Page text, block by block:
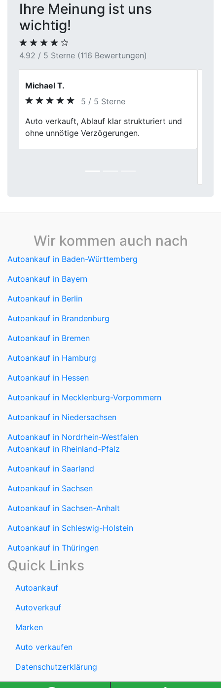
Ihre Meinung ist uns
wichtig!
4.92 / 5 Sterne (116 Bewertungen)
Markus B.
5 / 5 Sterne
First Car Center hat meinen
Gebrauchtwagen in Bergkamen zum
Previous
Wir kommen auch nach
Autoankauf in Baden-Württemberg
Autoankauf in Bayern
Autoankauf in Berlin
Autoankauf in Brandenburg
Autoankauf in Bremen
Autoankauf in Hamburg
Autoankauf in Hessen
Autoankauf in Mecklenburg-Vorpommern
Autoankauf in Niedersachsen
Autoankauf in Nordrhein-Westfalen
Autoankauf in Rheinland-Pfalz
Autoankauf in Saarland
Autoankauf in Sachsen
Autoankauf in Sachsen-Anhalt
Autoankauf in Schleswig-Holstein
Autoankauf in Thüringen
Quick Links
Autoankauf
Autoverkauf
Marken
Auto verkaufen
Datenschutzerklärung